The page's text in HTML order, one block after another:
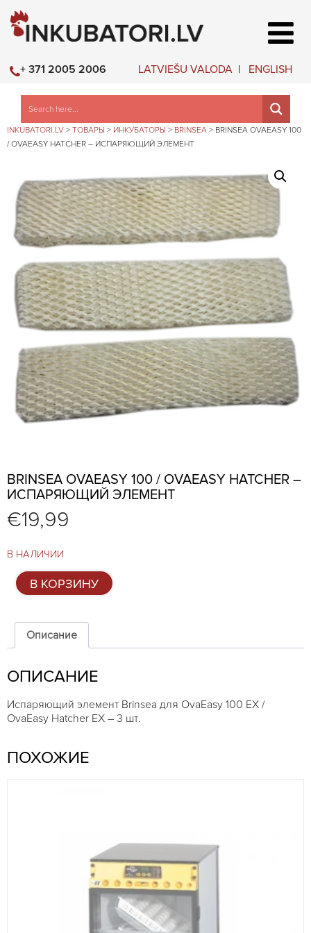
LATVIEŠU VALODA ENGLISH
+ 371 2005 2006
INKUBATORI.LV > ТОВАРЫ > ИНКУБАТОРЫ > BRINSEA > BRINSEA OVAEASY 100
/ OVAEASY HATCHER – ИСПАРЯЮЩИЙ ЭЛЕМЕНТ
BRINSEA OVAEASY 100 / OVAEASY HATCHER –
ИСПАРЯЮЩИЙ ЭЛЕМЕНТ
€19,99
В НАЛИЧИИ
Количество
товара
OvaEasy
/
Hatcher
испаряющий
элемент
В КОРЗИНУ
Описание
ОПИСАНИЕ
Испаряющий элемент Brinsea для OvaEasy 100 EX /
OvaEasy Hatcher EX – 3 шт.
ПОХОЖИЕ